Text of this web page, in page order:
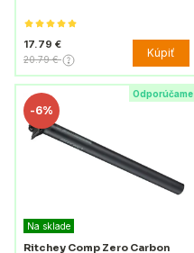
17.79 €
20.79 € Kúpiť
Odporúčame
-6%
Na sklade
Ritchey Comp Zero Carbon